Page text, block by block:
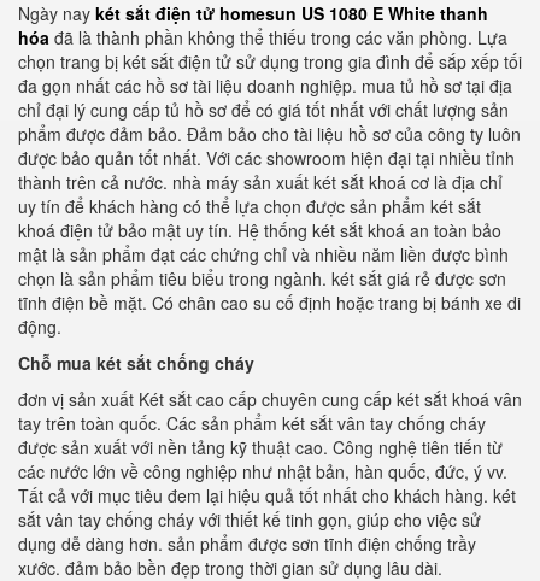
Ngày nay két sắt điện tử homesun US 1080 E White thanh
hóa đã là thành phần không thể thiếu trong các văn phòng. Lựa
chọn trang bị két sắt điện tử sử dụng trong gia đình để sắp xếp tối
đa gọn nhất các hồ sơ tài liệu doanh nghiệp. mua tủ hồ sơ tại địa
chỉ đại lý cung cấp tủ hồ sơ để có giá tốt nhất với chất lượng sản
phẩm được đảm bảo. Đảm bảo cho tài liệu hồ sơ của công ty luôn
được bảo quản tốt nhất. Với các showroom hiện đại tại nhiều tỉnh
thành trên cả nước. nhà máy sản xuất két sắt khoá cơ là địa chỉ
uy tín để khách hàng có thể lựa chọn được sản phẩm két sắt
khoá điện tử bảo mật uy tín. Hệ thống két sắt khoá an toàn bảo
mật là sản phẩm đạt các chứng chỉ và nhiều năm liền được bình
chọn là sản phẩm tiêu biểu trong ngành. két sắt giá rẻ được sơn
tĩnh điện bề mặt. Có chân cao su cố định hoặc trang bị bánh xe di
động.
Chỗ mua két sắt chống cháy
đơn vị sản xuất Két sắt cao cấp chuyên cung cấp két sắt khoá vân
tay trên toàn quốc. Các sản phẩm két sắt vân tay chống cháy
được sản xuất với nền tảng kỹ thuật cao. Công nghệ tiên tiến từ
các nước lớn về công nghiệp như nhật bản, hàn quốc, đức, ý vv.
Tất cả với mục tiêu đem lại hiệu quả tốt nhất cho khách hàng. két
sắt vân tay chống cháy với thiết kế tinh gọn, giúp cho việc sử
dụng dễ dàng hơn. sản phẩm được sơn tĩnh điện chống trầy
xước. đảm bảo bền đẹp trong thời gian sử dụng lâu dài.